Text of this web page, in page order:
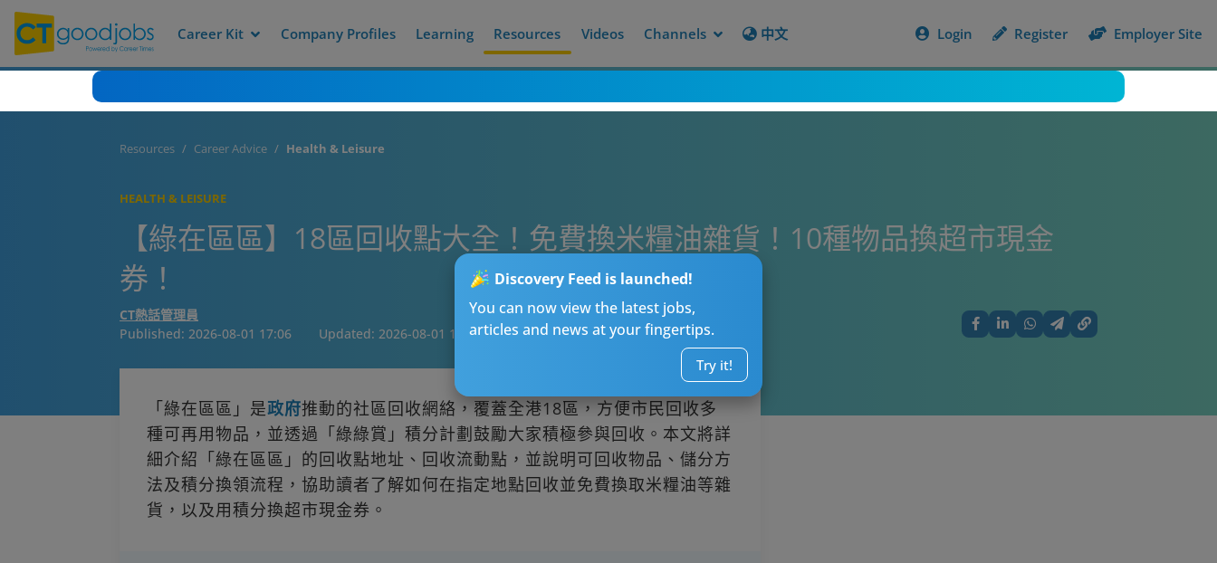
Career Kit Company Profiles Learning Resources Videos Channels 中文 Login Register Employer Site
Discovery Feed is launched!
You can now view the latest jobs,
articles and news at your fingertips.
Try it!
Resources Career Advice Health & Leisure
HEALTH & LEISURE
【綠在區區】18區回收點大全！免費換米糧油雜貨！10種物品換超市現金
券！
CT熱話管理員
Published: 2026-08-01 17:06 Updated: 2026-08-01 17:06
「綠在區區」是政府推動的社區回收網絡，覆蓋全港18區，方便市民回收多
種可再用物品，並透過「綠綠賞」積分計劃鼓勵大家積極參與回收。本文將詳
細介紹「綠在區區」的回收點地址、回收流動點，並說明可回收物品、儲分方
法及積分換領流程，協助讀者了解如何在指定地點回收並免費換取米糧油等雜
貨，以及用積分換超市現金券。